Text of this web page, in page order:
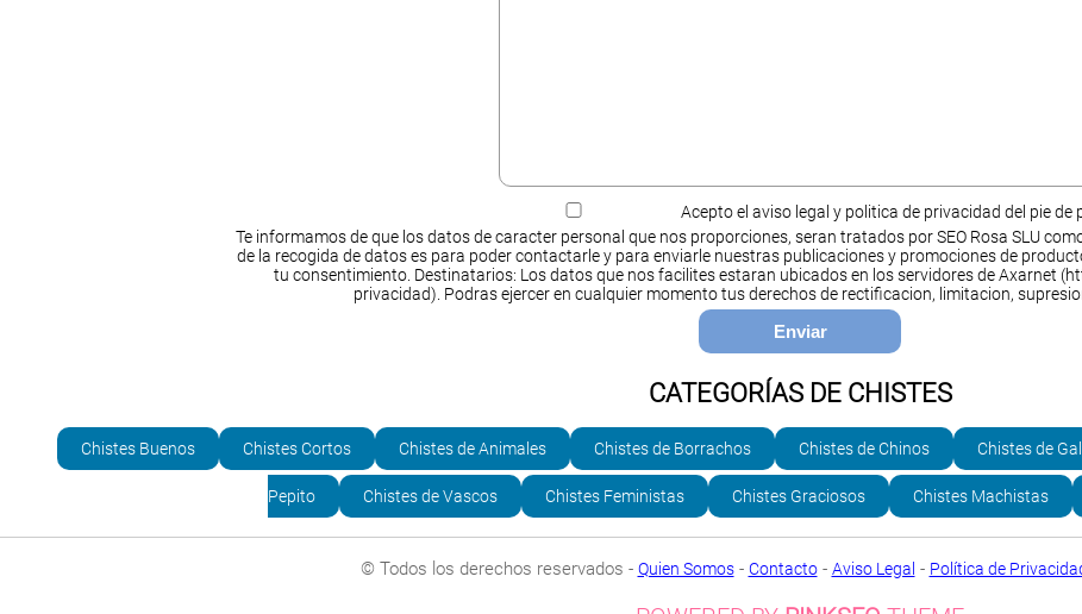
Acepto el aviso legal y politica de privacidad del pie de
Te informamos de que los datos de caracter personal que nos proporciones, seran tratados por SEO Rosa SLU
de la recogida de datos es para poder contactarle y para enviarle nuestras publicaciones y promociones de
tu consentimiento. Destinatarios: Los datos que nos facilites estaran ubicados en los servidores de Axarnet
privacidad). Podras ejercer en cualquier momento tus derechos de rectificacion, limitacion,
CATEGORÍAS DE CHISTES
Chistes Buenos Chistes Cortos Chistes de Animales Chistes de Borrachos Chistes de Chinos Chistes de
Pepito Chistes de Vascos Chistes Feministas Chistes Graciosos Chistes Machistas
© Todos los derechos reservados - Quien Somos- Contacto- Aviso Legal - Política de